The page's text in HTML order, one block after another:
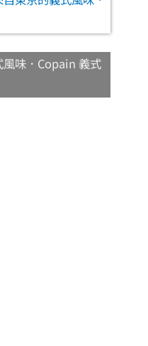
風味．Copain 義式